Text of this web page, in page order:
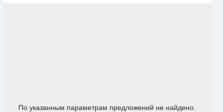
По указанным параметрам предложений не найдено.